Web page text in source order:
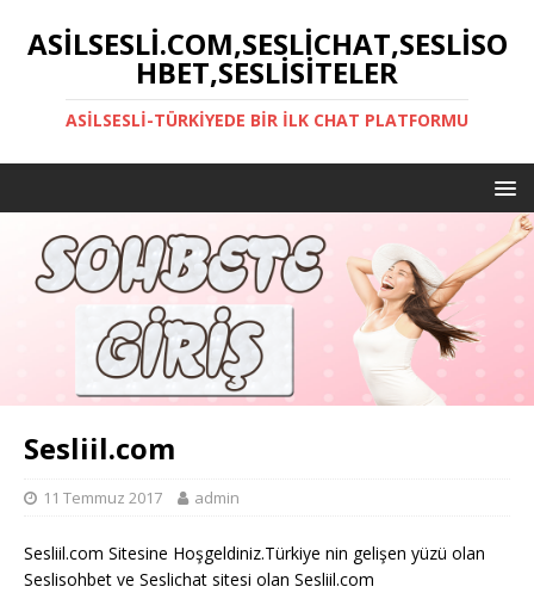
ASILSESLI.COM,SESLICHAT,SESLISO
HBET,SESLISITELER
ASILSESLI-TÜRKIYEDE BIR İLK CHAT PLATFORMU
Sesliil.com
11 Temmuz 2017 admin
Sesliil.com Sitesine Hoşgeldiniz.Türkiye nin gelişen yüzü olan
Seslisohbet ve Seslichat sitesi olan Sesliil.com